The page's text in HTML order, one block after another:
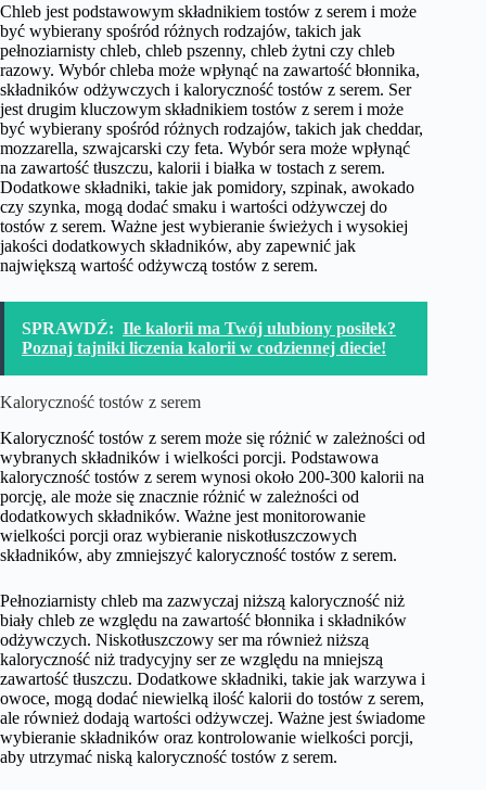
Chleb jest podstawowym składnikiem tostów z serem i może
być wybierany spośród różnych rodzajów, takich jak
pełnoziarnisty chleb, chleb pszenny, chleb żytni czy chleb
razowy. Wybór chleba może wpłynąć na zawartość błonnika,
składników odżywczych i kaloryczność tostów z serem. Ser
jest drugim kluczowym składnikiem tostów z serem i może
być wybierany spośród różnych rodzajów, takich jak cheddar,
mozzarella, szwajcarski czy feta. Wybór sera może wpłynąć
na zawartość tłuszczu, kalorii i białka w tostach z serem.
Dodatkowe składniki, takie jak pomidory, szpinak, awokado
czy szynka, mogą dodać smaku i wartości odżywczej do
tostów z serem. Ważne jest wybieranie świeżych i wysokiej
jakości dodatkowych składników, aby zapewnić jak
największą wartość odżywczą tostów z serem.
SPRAWDŹ: Ile kalorii ma Twój ulubiony posiłek?
Poznaj tajniki liczenia kalorii w codziennej diecie!
Kaloryczność tostów z serem
Kaloryczność tostów z serem może się różnić w zależności od
wybranych składników i wielkości porcji. Podstawowa
kaloryczność tostów z serem wynosi około 200-300 kalorii na
porcję, ale może się znacznie różnić w zależności od
dodatkowych składników. Ważne jest monitorowanie
wielkości porcji oraz wybieranie niskotłuszczowych
składników, aby zmniejszyć kaloryczność tostów z serem.
Pełnoziarnisty chleb ma zazwyczaj niższą kaloryczność niż
biały chleb ze względu na zawartość błonnika i składników
odżywczych. Niskotłuszczowy ser ma również niższą
kaloryczność niż tradycyjny ser ze względu na mniejszą
zawartość tłuszczu. Dodatkowe składniki, takie jak warzywa i
owoce, mogą dodać niewielką ilość kalorii do tostów z serem,
ale również dodają wartości odżywczej. Ważne jest świadome
wybieranie składników oraz kontrolowanie wielkości porcji,
aby utrzymać niską kaloryczność tostów z serem.